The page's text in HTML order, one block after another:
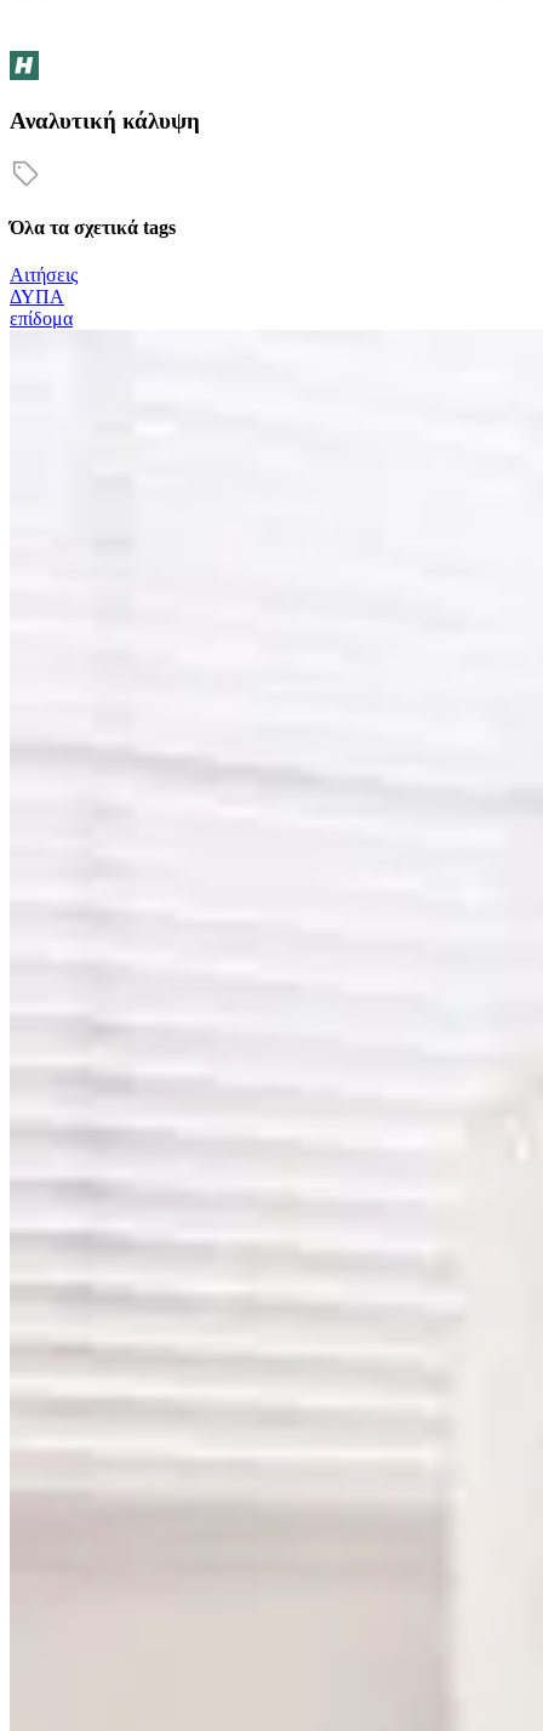
Αναλυτική κάλυψη
Όλα τα σχετικά tags
Αιτήσεις
ΔΥΠΑ
επίδομα